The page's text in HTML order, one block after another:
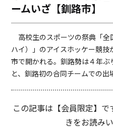
k
k
ームいざ【釧路市】
高校生のスポーツの祭典「全
ハイ）」のアイスホッケー競
市で開かれる。釧路勢は４年
と、釧路初の合同チームでの出
この記事は【会員限定】
きをお読み